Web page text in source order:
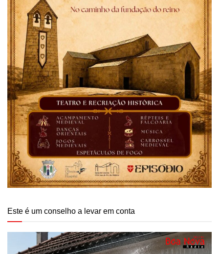
Este é um conselho a levar em conta